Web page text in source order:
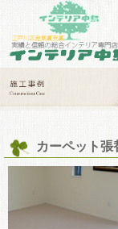
カーペット張